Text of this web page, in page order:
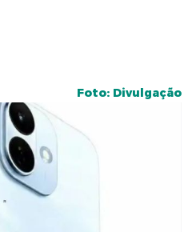
Foto: Divulgação